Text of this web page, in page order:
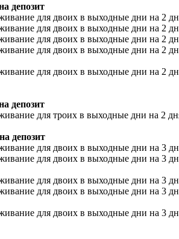
депозит
для двоих в выходные дни на 2
для двоих в выходные дни на 2
для двоих в выходные дни на 2
для двоих в выходные дни на 2
для двоих в выходные дни на 2
депозит
для троих в выходные дни на 2
депозит
для двоих в выходные дни на 3
для двоих в выходные дни на 3
для двоих в выходные дни на 3
для двоих в выходные дни на 3
для двоих в выходные дни на 3